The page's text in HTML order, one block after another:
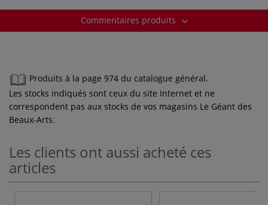
Commentaires produits
Produits à la page 974 du catalogue général.
Les stocks indiqués sont ceux du site Internet et ne
correspondent pas aux stocks de vos magasins Le Géant des
Beaux-Arts.
Les clients ont aussi acheté ces
articles